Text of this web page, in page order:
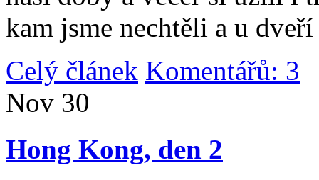
kam jsme nechtěli a u
Celý článek Komentářů: 3
Nov 30
Hong Kong, den 2